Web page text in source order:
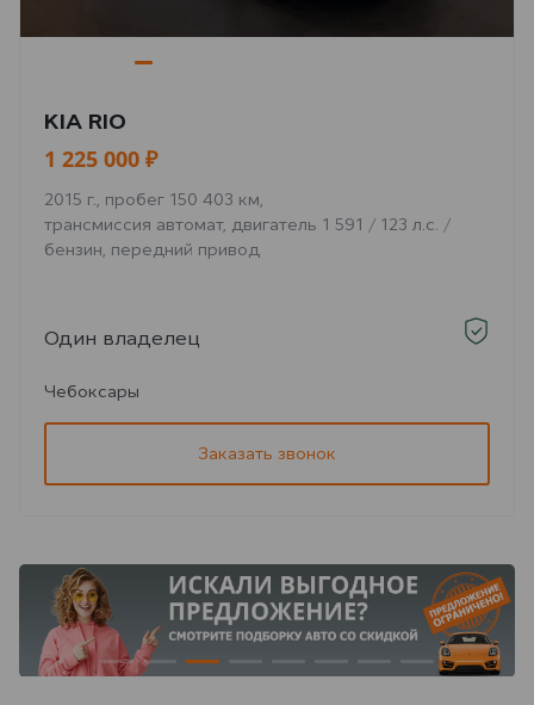
KIA RIO
1 225 000 ₽
2015 г., пробег 150 403 км,
трансмиссия автомат, двигатель 1 591 / 123 л.с. /
бензин, передний привод
Один владелец
Чебоксары
Заказать звонок